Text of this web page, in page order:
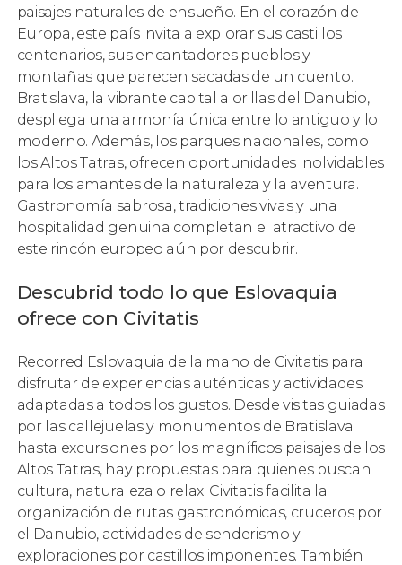
paisajes naturales de ensueño. En el corazón de
Europa, este país invita a explorar sus castillos
centenarios, sus encantadores pueblos y
montañas que parecen sacadas de un cuento.
Bratislava, la vibrante capital a orillas del Danubio,
despliega una armonía única entre lo antiguo y lo
moderno. Además, los parques nacionales, como
los Altos Tatras, ofrecen oportunidades inolvidables
para los amantes de la naturaleza y la aventura.
Gastronomía sabrosa, tradiciones vivas y una
hospitalidad genuina completan el atractivo de
este rincón europeo aún por descubrir.
Descubrid todo lo que Eslovaquia
ofrece con Civitatis
Recorred Eslovaquia de la mano de Civitatis para
disfrutar de experiencias auténticas y actividades
adaptadas a todos los gustos. Desde visitas guiadas
por las callejuelas y monumentos de Bratislava
hasta excursiones por los magníficos paisajes de los
Altos Tatras, hay propuestas para quienes buscan
cultura, naturaleza o relax. Civitatis facilita la
organización de rutas gastronómicas, cruceros por
el Danubio, actividades de senderismo y
exploraciones por castillos imponentes. También